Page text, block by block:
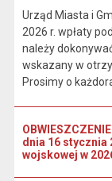
Urząd Miasta i
2026 r. wpłaty
należy
wskazany w
Prosimy o
dnia 16 stycznia
wojskowej w